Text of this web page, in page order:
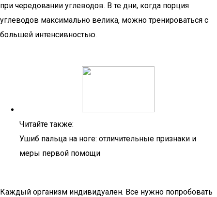
при чередовании углеводов. В те дни, когда порция
углеводов максимально велика, можно тренироваться с
большей интенсивностью.
Читайте также:
Ушиб пальца на ноге: отличительные признаки и
меры первой помощи
Каждый организм индивидуален. Все нужно попробовать